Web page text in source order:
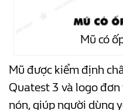
Mũ có
Mũ được kiểm định
Quatest 3 và logo
nón, giúp người dùng